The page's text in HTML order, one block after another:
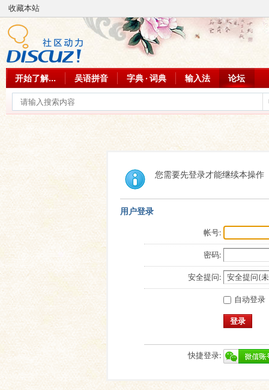
收藏本站
开始了解... 吴语拼音 字典 · 词典 输入法 论坛
您需要先登录才能继续本操作
用户登录
帐号:
密码:
安全提问:
自动登录
登录
快捷登录: